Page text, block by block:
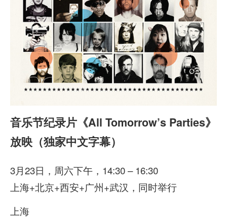
音乐节纪录片《All Tomorrow’s Parties》
放映（独家中文字幕）
3月23日，周六下午，14:30 – 16:30
上海+北京+西安+广州+武汉，同时举行
上海